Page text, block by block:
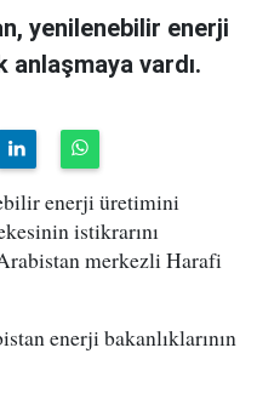
yenilenebilir enerji
anlaşmaya vardı.
enerji üretimini
istikrarını
merkezli Harafi
enerji bakanlıklarının